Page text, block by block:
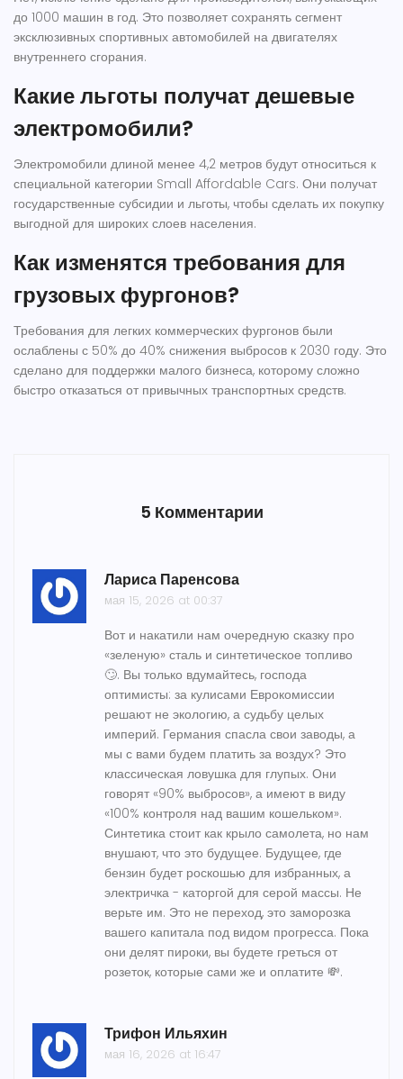
до 1000 машин в год. Это позволяет сохранять сегмент
эксклюзивных спортивных автомобилей на двигателях
внутреннего сгорания.
Какие льготы получат дешевые
электромобили?
Электромобили длиной менее 4,2 метров будут относиться к
специальной категории Small Affordable Cars. Они получат
государственные субсидии и льготы, чтобы сделать их покупку
выгодной для широких слоев населения.
Как изменятся требования для
грузовых фургонов?
Требования для легких коммерческих фургонов были
ослаблены с 50% до 40% снижения выбросов к 2030 году. Это
сделано для поддержки малого бизнеса, которому сложно
быстро отказаться от привычных транспортных средств.
5 Комментарии
Лариса Паренсова
мая 15, 2026 at 00:37
Вот и накатили нам очередную сказку про
«зеленую» сталь и синтетическое топливо
🙄. Вы только вдумайтесь, господа
оптимисты: за кулисами Еврокомиссии
решают не экологию, а судьбу целых
империй. Германия спасла свои заводы, а
мы с вами будем платить за воздух? Это
классическая ловушка для глупых. Они
говорят «90% выбросов», а имеют в виду
«100% контроля над вашим кошельком».
Синтетика стоит как крыло самолета, но нам
внушают, что это будущее. Будущее, где
бензин будет роскошью для избранных, а
электричка - каторгой для серой массы. Не
верьте им. Это не переход, это заморозка
вашего капитала под видом прогресса. Пока
они делят пироки, вы будете греться от
розеток, которые сами же и оплатите 💸.
Трифон Ильяхин
мая 16, 2026 at 16:47